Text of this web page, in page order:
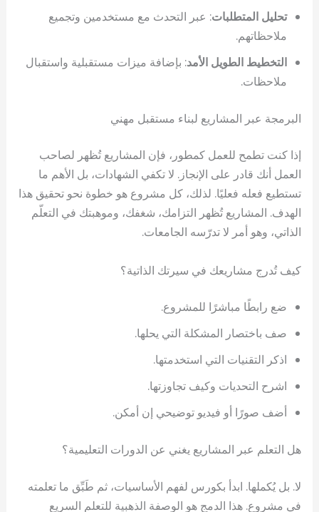
تحليل المتطلبات: عبر التحدث مع مستخدمين وتجميع
ملاحظاتهم.
التخطيط الطويل الأمد: بإضافة ميزات مستقبلية واستقبال
ملاحظات.
البرمجة عبر المشاريع لبناء مستقبل مهني
إذا كنت تطمح للعمل كمطور، فإن المشاريع تُظهر لصاحب
العمل أنك قادر على الإنجاز. لا تكفي الشهادات، بل الأهم ما
تستطيع فعله فعليًا. لذلك، كل مشروع هو خطوة نحو تحقيق هذا
الهدف. المشاريع تُظهر التزامك، شغفك، وموهبتك في التعلّم
الذاتي، وهو أمر لا تدرّسه الجامعات.
كيف تُدرج مشاريعك في سيرتك الذاتية؟
ضع رابطًا مباشرًا للمشروع.
صف باختصار المشكلة التي يحلها.
اذكر التقنيات التي استخدمتها.
اشرح التحديات وكيف تجاوزتها.
أضف صورًا أو فيديو توضيحي إن أمكن.
هل التعلم عبر المشاريع يغني عن الدورات التعليمية؟
لا. بل يُكملها. ابدأ بكورس لفهم الأساسيات، ثم طَبِّق ما تعلمته
في مشروع. هذا الدمج هو الوصفة الذهبية للتعلم السريع